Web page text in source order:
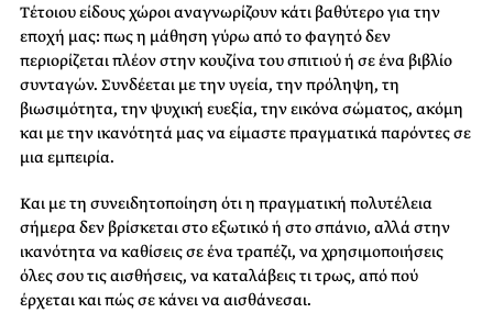
Τέτοιου είδους χώροι αναγνωρίζουν κάτι βαθύτερο για την
εποχή μας: πως η μάθηση γύρω από το φαγητό δεν
περιορίζεται πλέον στην κουζίνα του σπιτιού ή σε ένα βιβλίο
συνταγών. Συνδέεται με την υγεία, την πρόληψη, τη
βιωσιμότητα, την ψυχική ευεξία, την εικόνα σώματος, ακόμη
και με την ικανότητά μας να είμαστε πραγματικά παρόντες σε
μια εμπειρία.
Και με τη συνειδητοποίηση ότι η πραγματική πολυτέλεια
σήμερα δεν βρίσκεται στο εξωτικό ή στο σπάνιο, αλλά στην
ικανότητα να καθίσεις σε ένα τραπέζι, να χρησιμοποιήσεις
όλες σου τις αισθήσεις, να καταλάβεις τι τρως, από πού
έρχεται και πώς σε κάνει να αισθάνεσαι.